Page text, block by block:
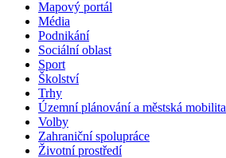
Mapový portál
Média
Podnikání
Sociální oblast
Sport
Školství
Trhy
Územní plánování a městská mobilita
Volby
Zahraniční spolupráce
Životní prostředí